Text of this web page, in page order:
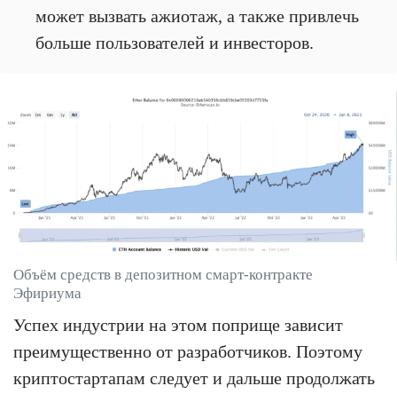
может вызвать ажиотаж, а также привлечь
больше пользователей и инвесторов.
Объём средств в депозитном смарт-контракте
Эфириума
Успех индустрии на этом поприще зависит
преимущественно от разработчиков. Поэтому
криптостартапам следует и дальше продолжать